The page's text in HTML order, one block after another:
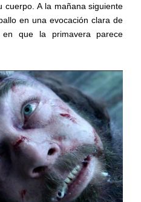
A la mañana siguiente
en una evocación clara de
que la primavera parece